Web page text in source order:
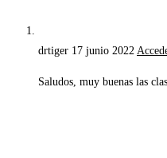
drtiger 17 junio 2022
Saludos, muy buenas las